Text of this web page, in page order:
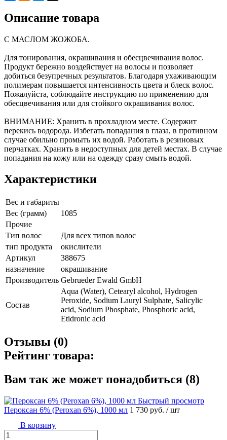
Описание товара
С МАСЛОМ ЖОЖОБА.
Для тонирования, окрашивания и обесцвечивания волос.
Продукт бережно воздействует на волосы и позволяет
добиться безупречных результатов. Благодаря ухаживающим
полимерам повышается интенсивность цвета и блеск волос.
Пожалуйста, соблюдайте инструкцию по применению для
обесцвечивания или для стойкого окрашивания волос.
ВНИМАНИЕ: Хранить в прохладном месте. Содержит
перекись водорода. Избегать попадания в глаза, в противном
случае обильно промыть их водой. Работать в резиновых
перчатках. Хранить в недоступных для детей местах. В случае
попадания на кожу или на одежду сразу смыть водой.
Характеристики
Вес и габариты
Вес (грамм)
1085
Прочие
Тип волос
Для всех типов волос
тип продукта
окислители
Артикул
388675
назначение
окрашивание
Производитель Gebrueder Ewald GmbH
Состав
Aqua (Water), Cetearyl alcohol, Hydrogen
Peroxide, Sodium Lauryl Sulphate, Salicylic
acid, Sodium Phosphate, Phosphoric acid,
Etidronic acid
Отзывы (0)
Рейтинг товара:
Вам так же может понадобиться (8)
Быстрый просмотр
Пероксан 6% (Peroxan 6%), 1000 мл 1 730 руб. / шт
В корзину